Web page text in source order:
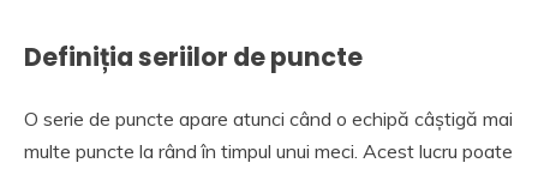
Definiția seriilor de puncte
O serie de puncte apare atunci când o echipă câștigă mai
multe puncte la rând în timpul unui meci. Acest lucru poate